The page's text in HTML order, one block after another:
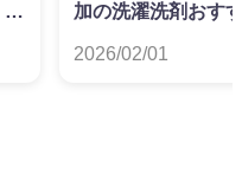
ダ
加の洗濯洗剤おす
2026/02/01